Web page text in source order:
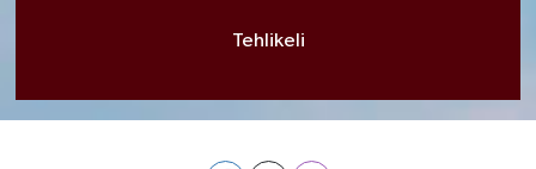
Tehlikeli